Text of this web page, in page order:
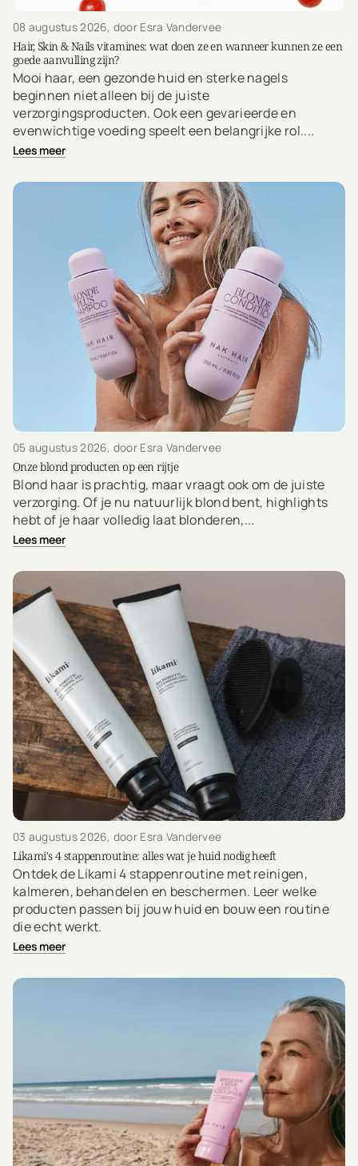
08 augustus 2026, door Esra Vandervee
Hair, Skin & Nails vitamines: wat doen ze en wanneer kunnen ze een
goede aanvulling zijn?
Mooi haar, een gezonde huid en sterke nagels
beginnen niet alleen bij de juiste
verzorgingsproducten. Ook een gevarieerde en
evenwichtige voeding speelt een belangrijke rol....
Lees meer
05 augustus 2026, door Esra Vandervee
Onze blond producten op een rijtje
Blond haar is prachtig, maar vraagt ook om de juiste
verzorging. Of je nu natuurlijk blond bent, highlights
hebt of je haar volledig laat blonderen,...
Lees meer
03 augustus 2026, door Esra Vandervee
Likami's 4 stappenroutine: alles wat je huid nodig heeft
Ontdek de Likami 4 stappenroutine met reinigen,
kalmeren, behandelen en beschermen. Leer welke
producten passen bij jouw huid en bouw een routine
die echt werkt.
Lees meer